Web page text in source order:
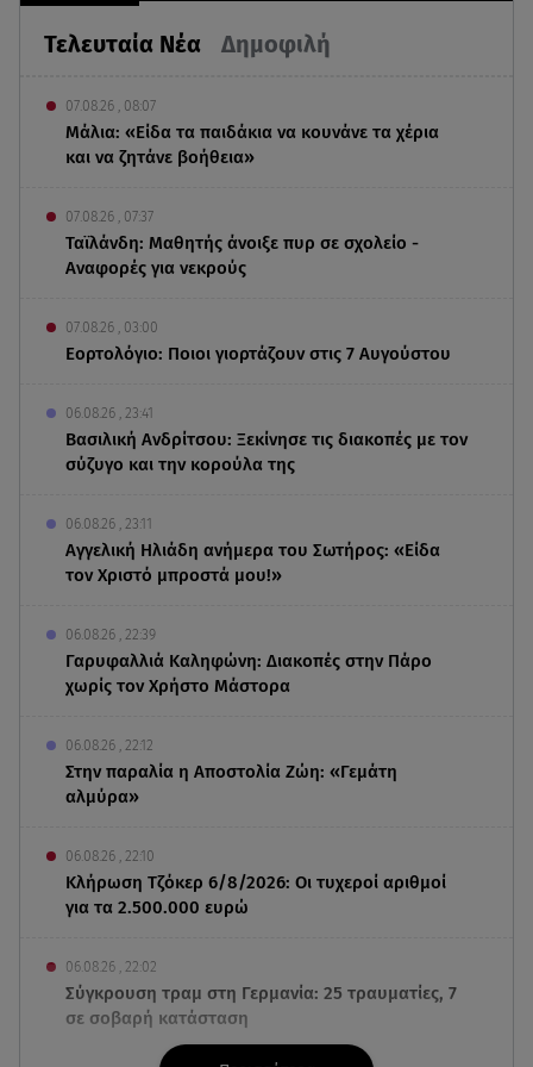
Τελευταία Νέα Δημοφιλή
07.08.26 , 08:07
Μάλια: «Είδα τα παιδάκια να κουνάνε τα χέρια
και να ζητάνε βοήθεια»
07.08.26 , 07:37
Ταϊλάνδη: Μαθητής άνοιξε πυρ σε σχολείο -
Αναφορές για νεκρούς
07.08.26 , 03:00
Εορτολόγιο: Ποιοι γιορτάζουν στις 7 Αυγούστου
06.08.26 , 23:41
Βασιλική Ανδρίτσου: Ξεκίνησε τις διακοπές με τον
σύζυγο και την κορούλα της
06.08.26 , 23:11
Αγγελική Ηλιάδη ανήμερα του Σωτήρος: «Είδα
τον Χριστό μπροστά μου!»
06.08.26 , 22:39
Γαρυφαλλιά Καληφώνη: Διακοπές στην Πάρο
χωρίς τον Χρήστο Μάστορα
06.08.26 , 22:12
Στην παραλία η Αποστολία Ζώη: «Γεμάτη
αλμύρα»
06.08.26 , 22:10
Κλήρωση Τζόκερ 6/8/2026: Οι τυχεροί αριθμοί
για τα 2.500.000 ευρώ
06.08.26 , 22:02
Σύγκρουση τραμ στη Γερμανία: 25 τραυματίες, 7
σε σοβαρή κατάσταση